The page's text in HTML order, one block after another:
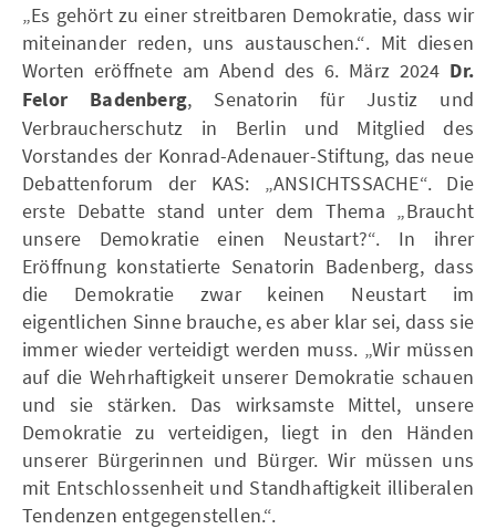
„Es gehört zu einer streitbaren Demokratie, dass wir
miteinander reden, uns austauschen.“. Mit diesen
Worten eröffnete am Abend des 6. März 2024 Dr.
Felor Badenberg, Senatorin für Justiz und
Verbraucherschutz in Berlin und Mitglied des
Vorstandes der Konrad-Adenauer-Stiftung, das neue
Debattenforum der KAS: „ANSICHTSSACHE“. Die
erste Debatte stand unter dem Thema „Braucht
unsere Demokratie einen Neustart?“. In ihrer
Eröffnung konstatierte Senatorin Badenberg, dass
die Demokratie zwar keinen Neustart im
eigentlichen Sinne brauche, es aber klar sei, dass sie
immer wieder verteidigt werden muss. „Wir müssen
auf die Wehrhaftigkeit unserer Demokratie schauen
und sie stärken. Das wirksamste Mittel, unsere
Demokratie zu verteidigen, liegt in den Händen
unserer Bürgerinnen und Bürger. Wir müssen uns
mit Entschlossenheit und Standhaftigkeit illiberalen
Tendenzen entgegenstellen.“.